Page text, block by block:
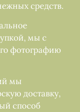
средств.
мы с
фотографию
мы
доставку,
способ